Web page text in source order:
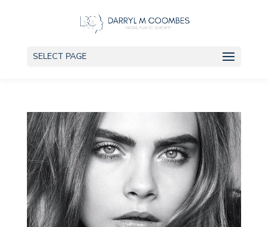
SELECT PAGE